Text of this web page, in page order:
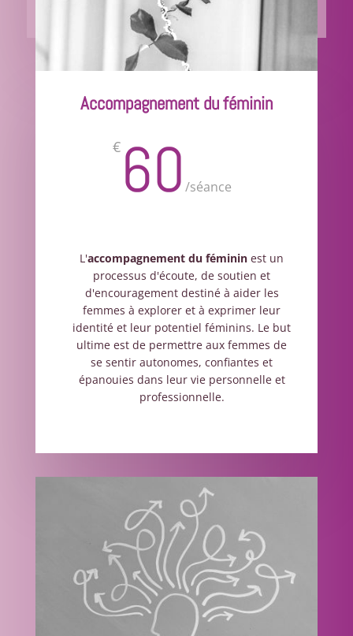
Accompagnement du féminin
€ 60/séance
L'accompagnement du féminin est un
processus d'écoute, de soutien et
d'encouragement destiné à aider les
femmes à explorer et à exprimer leur
identité et leur potentiel féminins. Le but
ultime est de permettre aux femmes de
se sentir autonomes, confiantes et
épanouies dans leur vie personnelle et
professionnelle.